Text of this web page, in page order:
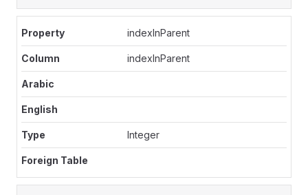
indexInParent
indexInParent
Integer